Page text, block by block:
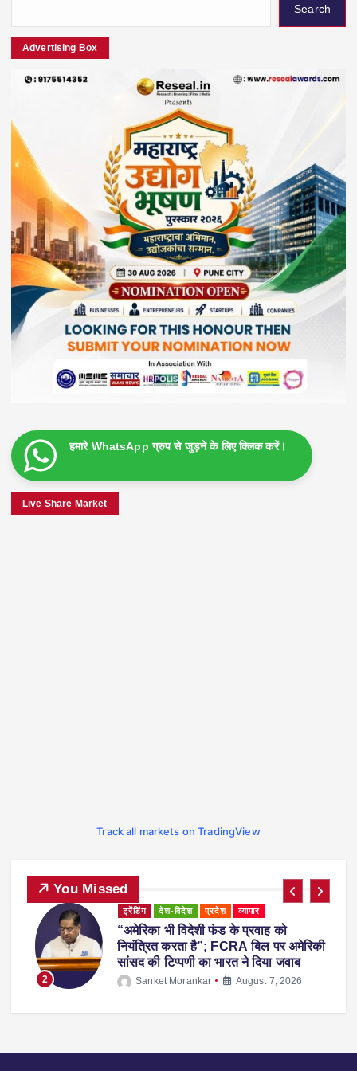
Search
Advertising Box
हमारे WhatsApp ग्रुप से जुड़ने के लिए क्लिक करें।
Live Share Market
Track all markets on TradingView
You Missed
3
ट्रेंडिंग देश-विदेश प्रदेश महाराष्ट्र
महाराष्ट्र में नकली ‘एनालॉग पनीर’ पर 1 साल
का प्रतिबंध, होटल-रेस्टोरेंट में उपयोग करने पर
होगी सख्त कार्रवाई
Sanket Morankar August 5, 2026